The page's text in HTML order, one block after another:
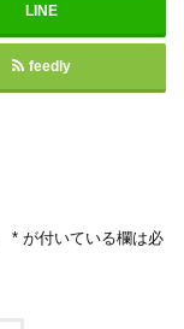
LINE
feedly
* が付いている欄は必